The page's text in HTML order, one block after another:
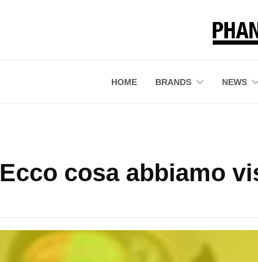
HOME BRANDS NEWS
Ecco cosa abbiamo